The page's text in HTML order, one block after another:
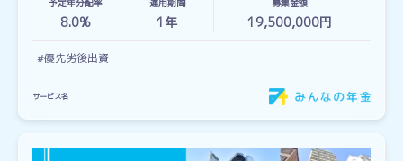
8.0% 1 年 19,500,000円
#優先劣後出資
サービス名